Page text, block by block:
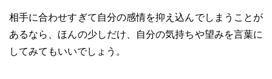
相手に合わせすぎて自分の感情を抑え込んでしまうことが
あるなら、ほんの少しだけ、自分の気持ちや望みを言葉に
してみてもいいでしょう。